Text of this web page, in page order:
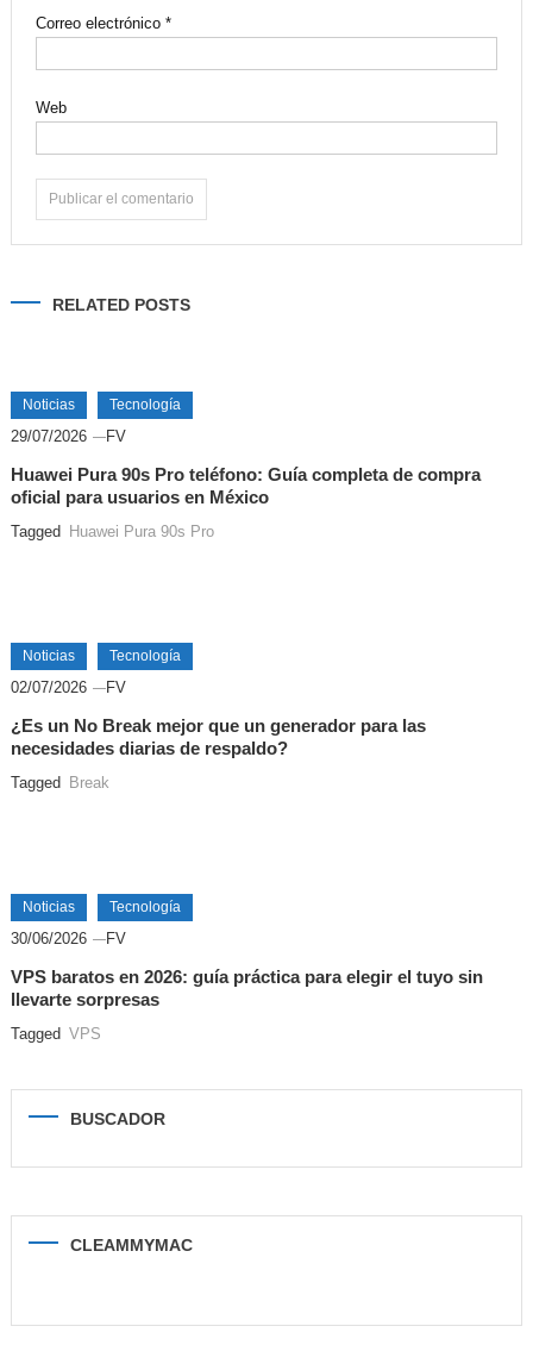
Correo electrónico *
Web
RELATED POSTS
Noticias Tecnología
29/07/2026 FV
Huawei Pura 90s Pro teléfono: Guía completa de compra
oficial para usuarios en México
Tagged Huawei Pura 90s Pro
Noticias Tecnología
02/07/2026 FV
¿Es un No Break mejor que un generador para las
necesidades diarias de respaldo?
Tagged Break
Noticias Tecnología
30/06/2026 FV
VPS baratos en 2026: guía práctica para elegir el tuyo sin
llevarte sorpresas
Tagged VPS
BUSCADOR
CLEAMMYMAC